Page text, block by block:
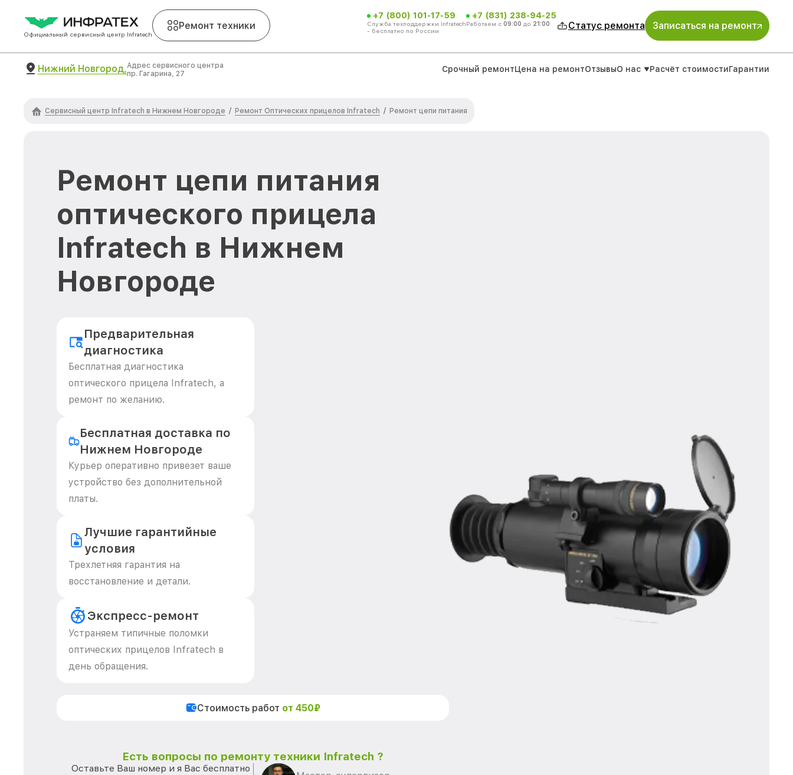
Официальный сервисный центр Infratech
Ремонт техники
+7 (800) 101-17-59
Служба техподдержки Infratech
- бесплатно по России
+7 (831) 238-94-25
Работаем с 09:00 до 21:00 Статус ремонта Записаться на ремонт
Нижний Новгород,Адрес сервисного центра
пр. Гагарина, 27
Срочный ремонтЦена на ремонтОтзывыО нас Расчёт стоимостиГарантии
Сервисный центр Infratech в Нижнем Новгороде / Ремонт Оптических прицелов Infratech / Ремонт цепи питания
Ремонт цепи питания
оптического прицела
Infratech в Нижнем
Новгороде
Предварительная
диагностика
Бесплатная диагностика
оптического прицела Infratech, а
ремонт по желанию.
Бесплатная доставка по
Нижнем Новгороде
Курьер оперативно привезет ваше
устройство без дополнительной
платы.
Лучшие гарантийные
условия
Трехлетняя гарантия на
восстановление и детали.
Экспресс-ремонт
Устраняем типичные поломки
оптических прицелов Infratech в
день обращения.
Стоимость работ от 450₽
Есть вопросы по ремонту техники Infratech ?
Оставьте Ваш номер и я Вас бесплатно